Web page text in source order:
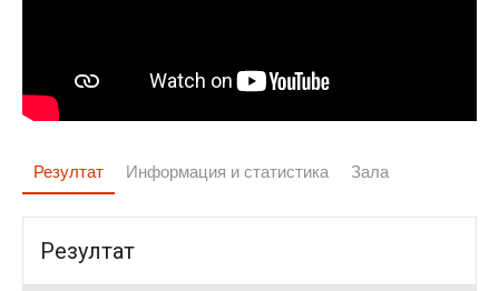
Резултат Информация и статистика Зала
Резултат